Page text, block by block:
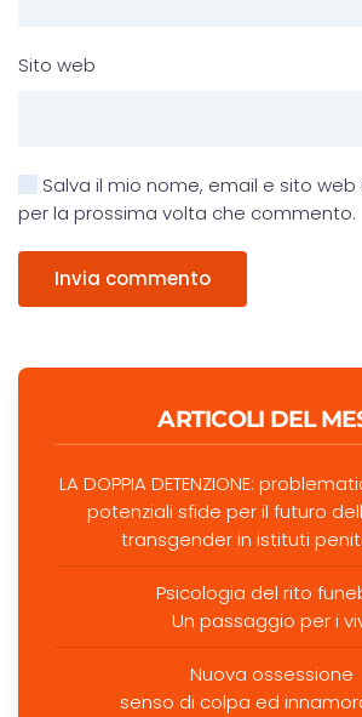
Sito web
Salva il mio nome, email e sito
per la prossima volta che commento.
Invia commento
ARTICOLI DEL
LA DOPPIA DETENZIONE:
potenziali sfide per il futuro
transgender in istituti
Psicologia del rito
Un passaggio per i
Nuova ossessione
senso di colpa ed